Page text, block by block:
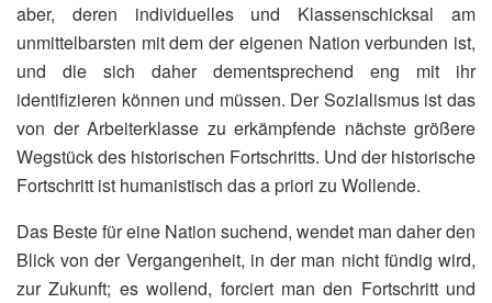
aber, deren individuelles und Klassenschicksal am
unmittelbarsten mit dem der eigenen Nation verbunden ist,
und die sich daher dementsprechend eng mit ihr
identifizieren können und müssen. Der Sozialismus ist das
von der Arbeiterklasse zu erkämpfende nächste größere
Wegstück des historischen Fortschritts. Und der historische
Fortschritt ist humanistisch das a priori zu Wollende.
Das Beste für eine Nation suchend, wendet man daher den
Blick von der Vergangenheit, in der man nicht fündig wird,
zur Zukunft; es wollend, forciert man den Fortschritt und